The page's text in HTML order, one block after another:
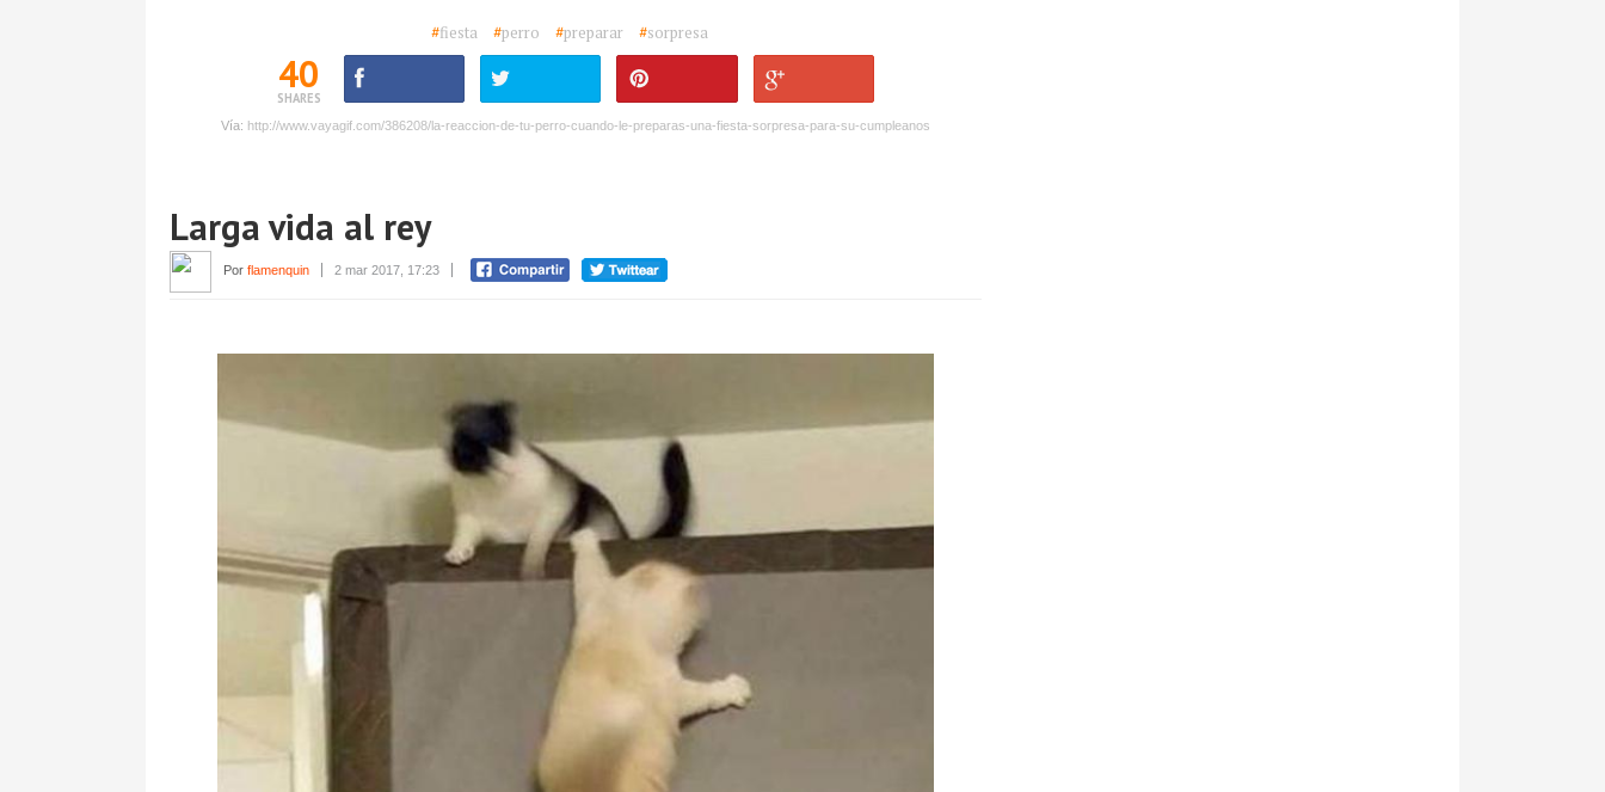
#fiesta #perro #preparar #sorpresa
40
SHARES
Vía: http://www.vayagif.com/386208/la-reaccion-de-tu-perro-cuando-le-preparas-una-fiesta-sorpresa-para-su-cumpleanos
Larga vida al rey
Por flamenquin 2 mar 2017, 17:23